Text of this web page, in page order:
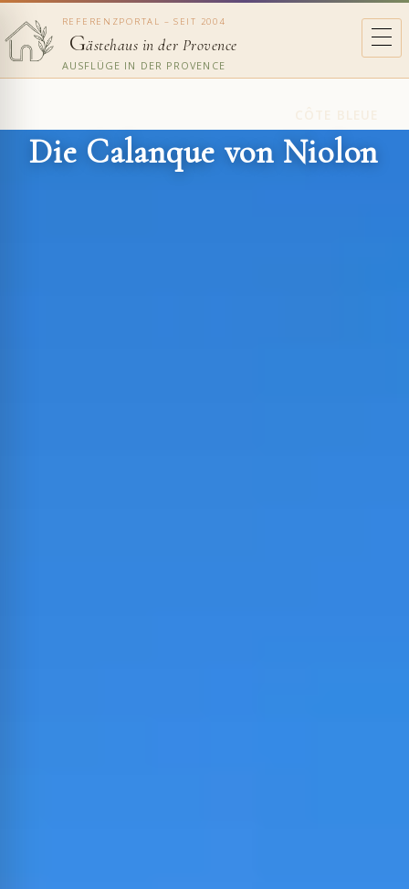
REFERENZPORTAL – SEIT 2004
Gästehaus in der Provence
AUSFLÜGE IN DER PROVENCE
Die Calanque von Niolon